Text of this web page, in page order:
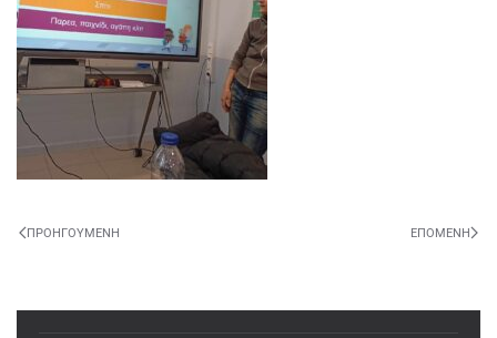
ΠΡΟΗΓΟΎΜΕΝΗ ΕΠΌΜΕΝΗ